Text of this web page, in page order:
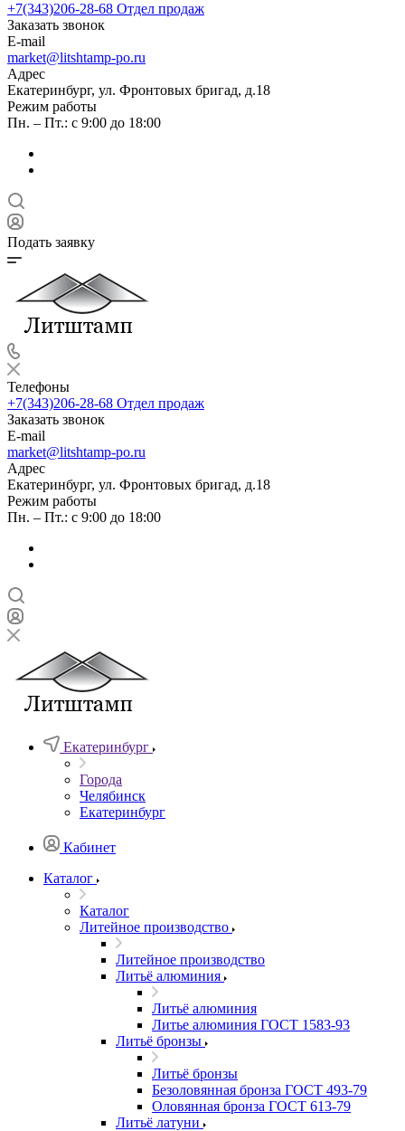
+7(343)206-28-68 Отдел продаж
Заказать звонок
E-mail
market@litshtamp-po.ru
Адрес
Екатеринбург, ул. Фронтовых бригад, д.18
Режим работы
Пн. – Пт.: с 9:00 до 18:00
Подать заявку
Телефоны
+7(343)206-28-68 Отдел продаж
Заказать звонок
E-mail
market@litshtamp-po.ru
Адрес
Екатеринбург, ул. Фронтовых бригад, д.18
Режим работы
Пн. – Пт.: с 9:00 до 18:00
Екатеринбург
Города
Челябинск
Екатеринбург
Кабинет
Каталог
Каталог
Литейное производство
Литейное производство
Литьё алюминия
Литьё алюминия
Литье алюминия ГОСТ 1583-93
Литьё бронзы
Литьё бронзы
Безоловянная бронза ГОСТ 493-79
Оловянная бронза ГОСТ 613-79
Литьё латуни